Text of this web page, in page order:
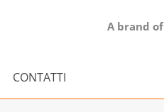
A brand of
CONTATTI